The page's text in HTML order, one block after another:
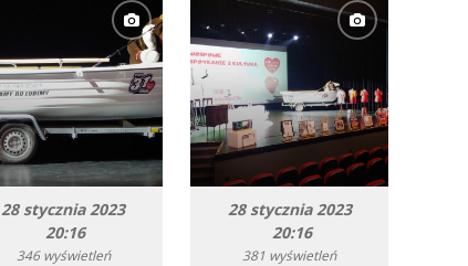
28 stycznia 2023
20:16
346 wyświetleń
28 stycznia 2023
20:16
381 wyświetleń